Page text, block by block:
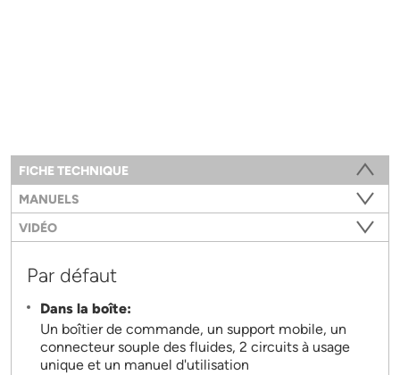
Information
FICHE TECHNIQUE
MANUELS
VIDÉO
Par défaut
Dans la boîte:
Un boîtier de commande, un support mobile, un
connecteur souple des fluides, 2 circuits à usage
unique et un manuel d'utilisation